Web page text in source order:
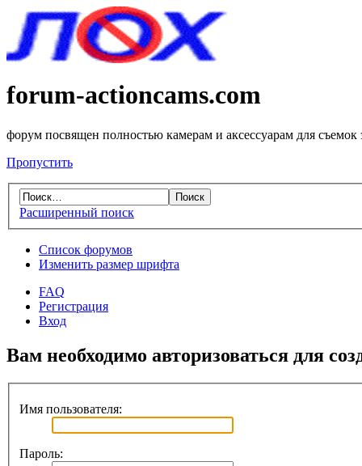
forum-actioncams.com
форум посвящен полностью камерам и аксессуарам для съемок
Пропустить
Расширенный поиск
Список форумов
Изменить размер шрифта
FAQ
Регистрация
Вход
Вам необходимо авторизоваться для
Имя пользователя:
Пароль: